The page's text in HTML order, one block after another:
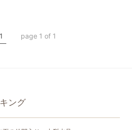
1
page 1 of 1
ング